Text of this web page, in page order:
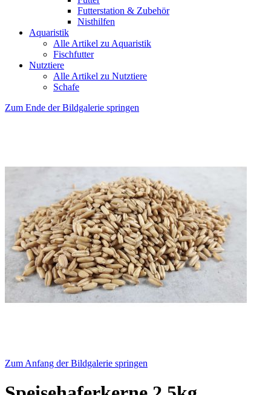
Futterstation & Zubehör
Nisthilfen
Aquaristik
Alle Artikel zu Aquaristik
Fischfutter
Nutztiere
Alle Artikel zu Nutztiere
Schafe
Zum Ende der Bildgalerie springen
Zum Anfang der Bildgalerie springen